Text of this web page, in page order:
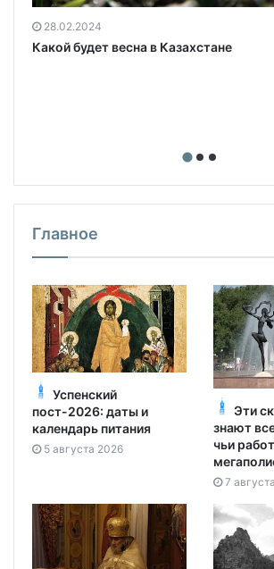
28.02.2024
Какой будет весна в Казахстане
Главное
Успенский
пост-2026: даты и
календарь питания
5 августа 2026
Эти
знают
чьи
7